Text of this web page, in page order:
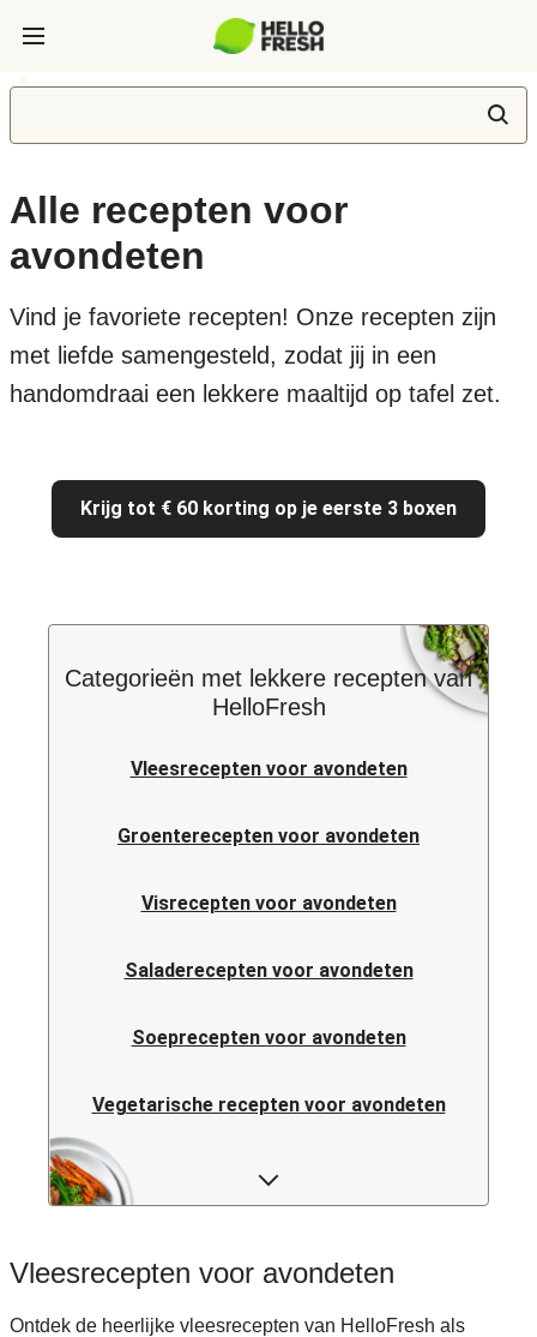
Alle recepten voor
avondeten
Vind je favoriete recepten! Onze recepten zijn
met liefde samengesteld, zodat jij in een
handomdraai een lekkere maaltijd op tafel zet.
Krijg tot € 60 korting op je eerste 3 boxen
Categorieën met lekkere recepten van
HelloFresh
Vleesrecepten voor avondeten
Groenterecepten voor avondeten
Visrecepten voor avondeten
Saladerecepten voor avondeten
Soeprecepten voor avondeten
Vegetarische recepten voor avondeten
Pastarecepten voor avondeten
Vleesrecepten voor avondeten
Ontdek de heerlijke vleesrecepten van HelloFresh als